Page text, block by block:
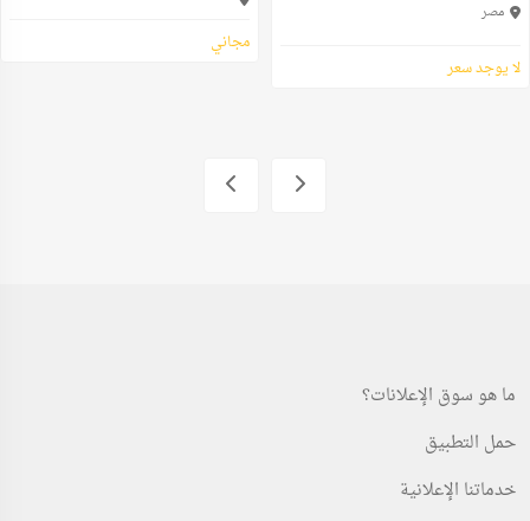
مصر
لا يوجد سعر
مجاني
ما هو سوق الإعلانات؟
حمل التطبيق
خدماتنا الإعلانية